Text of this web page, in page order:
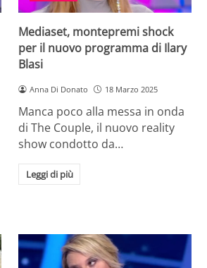
Mediaset, montepremi shock
per il nuovo programma di Ilary
Blasi
Anna Di Donato 18 Marzo 2025
Manca poco alla messa in onda
di The Couple, il nuovo reality
show condotto da…
Leggi di più